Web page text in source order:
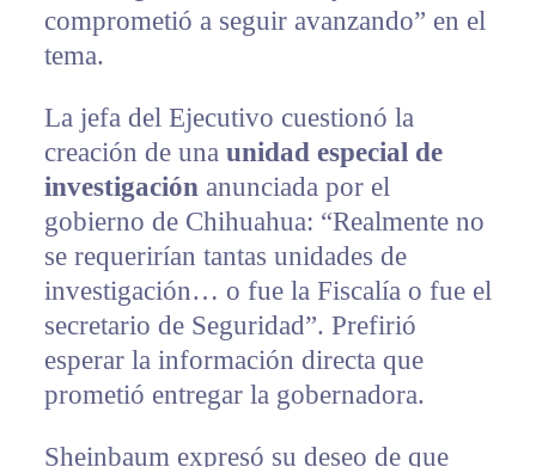
comprometió a seguir avanzando” en el
tema.
La jefa del Ejecutivo cuestionó la
creación de una unidad especial de
investigaciónanunciada por el
gobierno de Chihuahua: “Realmente no
se requerirían tantas unidades de
investigación… o fue la Fiscalía o fue el
secretario de Seguridad”. Prefirió
esperar la información directa que
prometió entregar la gobernadora.
Sheinbaum expresó su deseo de que